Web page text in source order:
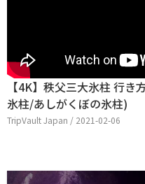
【4K】秩父三大氷柱 行
氷柱/あしがくぼの氷柱)
TripVault Japan / 2021-02-06